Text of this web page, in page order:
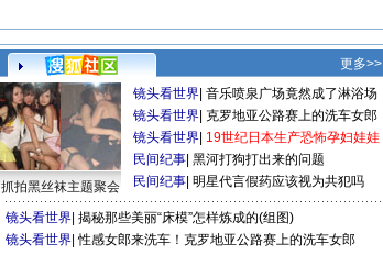
更多>>
抓拍黑丝袜主题聚会
镜头看世界 音乐喷泉广场竟然成了淋浴场
镜头看世界 克罗地亚公路赛上的洗车女郎
镜头看世界 19世纪日本生产恐怖孕妇娃娃
民间纪事 黑河打狗打出来的问题
民间纪事 明星代言假药应该视为共犯吗
镜头看世界 揭秘那些美丽“床模”怎样炼成的(组图)
镜头看世界 性感女郎来洗车！克罗地亚公路赛上的洗车女郎